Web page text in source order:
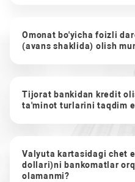
Omonat bo'yicha foizli
(avans shaklida) olish
Tijorat bankidan kredit
ta'minot turlarini taqdim
Valyuta kartasidagi chet
dollari)ni bankomatlar
olamanmi?